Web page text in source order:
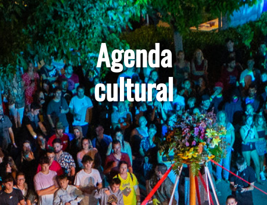
Agenda
cultural